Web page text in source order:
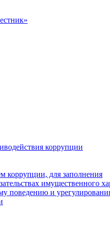
коррупции
коррупции, для заполнения
имущественного
поведению и